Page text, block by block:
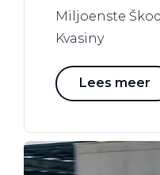
Miljoenste
Kvasiny
Lees meer